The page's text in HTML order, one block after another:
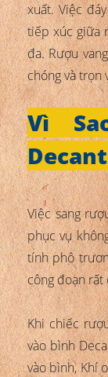
xuất. Việc
tiếp xúc giữa
đa. Rượu
chóng và
Vì
Việc sang
phục vụ
tính phô
công đoạn
Khi chiếc
vào bình
vào bình, Khí